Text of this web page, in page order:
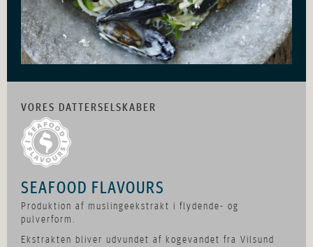
VORES DATTERSELSKABER
SEAFOOD FLAVOURS
Produktion af muslingeekstrakt i flydende- og
pulverform.
Ekstrakten bliver udvundet af kogevandet fra Vilsund